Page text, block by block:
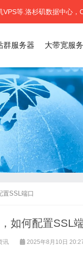
等.洛杉矶数据中心，
群服务器 大带宽服
置SSL端口
如何配置SSL
讯 2025年8月10日